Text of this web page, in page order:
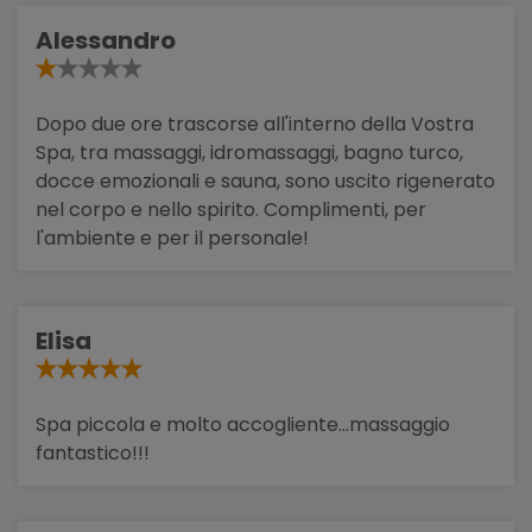
Alessandro
Dopo due ore trascorse all'interno della Vostra
Spa, tra massaggi, idromassaggi, bagno turco,
docce emozionali e sauna, sono uscito rigenerato
nel corpo e nello spirito. Complimenti, per
l'ambiente e per il personale!
Elisa
Spa piccola e molto accogliente...massaggio
fantastico!!!